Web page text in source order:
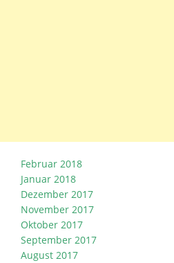
Februar 2018
Januar 2018
Dezember 2017
November 2017
Oktober 2017
September 2017
August 2017